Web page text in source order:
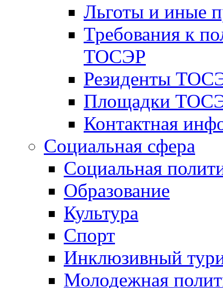
Льготы и иные
Требования к
ТОСЭР
Резиденты
Площадки
Контактная
Социальная сфера
Социальная
Образование
Культура
Спорт
Инклюзивный
Молодежная